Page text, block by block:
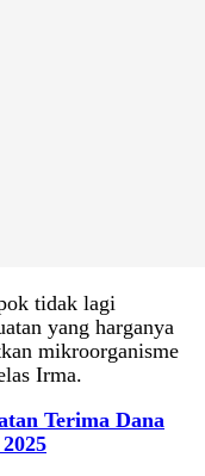
tidak lagi
yang harganya
mikroorganisme
Irma.
Terima Dana